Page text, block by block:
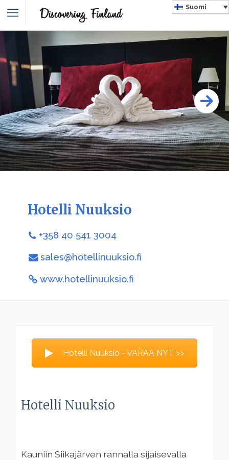
Suomi
Hotelli Nuuksio
+358 40 541 3004
sales@hotellinuuksio.fi
www.hotellinuuksio.fi
Hotelli Nuuksio - VARAA NYT >>
Hotelli Nuuksio
Kauniin Siikajärven rannalla sijaisevalla